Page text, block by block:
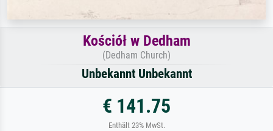
Kościół w Dedham
(Dedham Church)
Unbekannt Unbekannt
€ 141.75
Enthält 23% MwSt.